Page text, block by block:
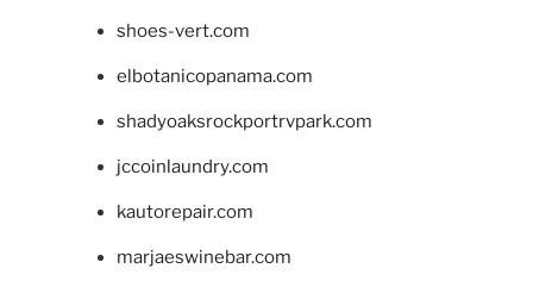
shoes-vert.com
elbotanicopanama.com
shadyoaksrockportrvpark.com
jccoinlaundry.com
kautorepair.com
marjaeswinebar.com